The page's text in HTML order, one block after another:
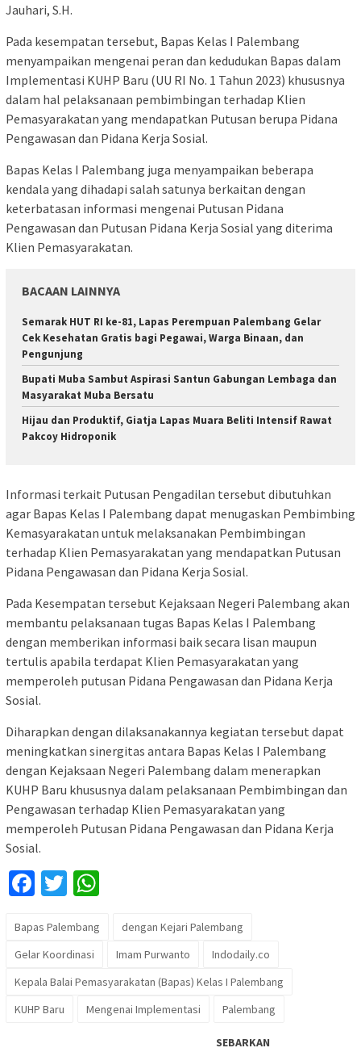
Jauhari, S.H.
Pada kesempatan tersebut, Bapas Kelas I Palembang
menyampaikan mengenai peran dan kedudukan Bapas dalam
Implementasi KUHP Baru (UU RI No. 1 Tahun 2023) khususnya
dalam hal pelaksanaan pembimbingan terhadap Klien
Pemasyarakatan yang mendapatkan Putusan berupa Pidana
Pengawasan dan Pidana Kerja Sosial.
Bapas Kelas I Palembang juga menyampaikan beberapa
kendala yang dihadapi salah satunya berkaitan dengan
keterbatasan informasi mengenai Putusan Pidana
Pengawasan dan Putusan Pidana Kerja Sosial yang diterima
Klien Pemasyarakatan.
BACAAN LAINNYA
Semarak HUT RI ke-81, Lapas Perempuan Palembang Gelar
Cek Kesehatan Gratis bagi Pegawai, Warga Binaan, dan
Pengunjung
Bupati Muba Sambut Aspirasi Santun Gabungan Lembaga dan
Masyarakat Muba Bersatu
Hijau dan Produktif, Giatja Lapas Muara Beliti Intensif Rawat
Pakcoy Hidroponik
Informasi terkait Putusan Pengadilan tersebut dibutuhkan
agar Bapas Kelas I Palembang dapat menugaskan Pembimbing
Kemasyarakatan untuk melaksanakan Pembimbingan
terhadap Klien Pemasyarakatan yang mendapatkan Putusan
Pidana Pengawasan dan Pidana Kerja Sosial.
Pada Kesempatan tersebut Kejaksaan Negeri Palembang akan
membantu pelaksanaan tugas Bapas Kelas I Palembang
dengan memberikan informasi baik secara lisan maupun
tertulis apabila terdapat Klien Pemasyarakatan yang
memperoleh putusan Pidana Pengawasan dan Pidana Kerja
Sosial.
Diharapkan dengan dilaksanakannya kegiatan tersebut dapat
meningkatkan sinergitas antara Bapas Kelas I Palembang
dengan Kejaksaan Negeri Palembang dalam menerapkan
KUHP Baru khususnya dalam pelaksanaan Pembimbingan dan
Pengawasan terhadap Klien Pemasyarakatan yang
memperoleh Putusan Pidana Pengawasan dan Pidana Kerja
Sosial.
Facebook
Twitter
Bapas Palembang
dengan Kejari Palembang
Gelar Koordinasi
Imam Purwanto
Indodaily.co
Kepala Balai Pemasyarakatan (Bapas) Kelas I Palembang
KUHP Baru
Mengenai Implementasi Palembang
SEBARKAN